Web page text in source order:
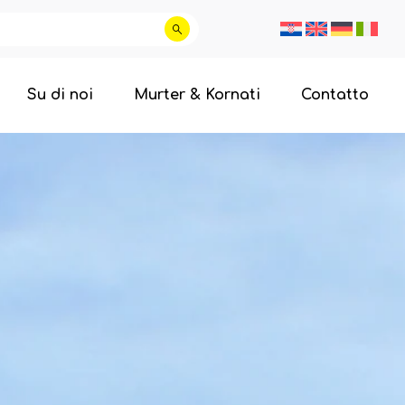
Su di noi Murter & Kornati Contatto